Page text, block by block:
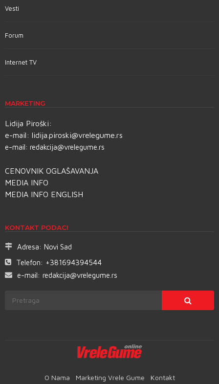
Vesti
Forum
Internet TV
MARKETING
Lidija Piroški:
e-mail: lidija.piroski@vrelegume.rs
e-mail: redakcija@vrelegume.rs
CENOVNIK OGLAŠAVANJA
MEDIA INFO
MEDIA INFO ENGLISH
KONTAKT PODACI
Adresa: Novi Sad
Telefon: +381694394544
e-mail: redakcija@vrelegume.rs
O Nama Marketing Vrele Gume Kontakt